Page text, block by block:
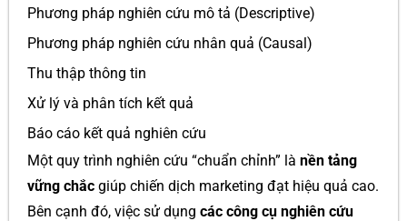
Phương pháp nghiên cứu mô tả (Descriptive)
Phương pháp nghiên cứu nhân quả (Causal)
Thu thập thông tin
Xử lý và phân tích kết quả
Báo cáo kết quả nghiên cứu
Một quy trình nghiên cứu “chuẩn chỉnh” là nền tảng
vững chắc giúp chiến dịch marketing đạt hiệu quả cao.
Bên cạnh đó, việc sử dụng các công cụ nghiên cứu